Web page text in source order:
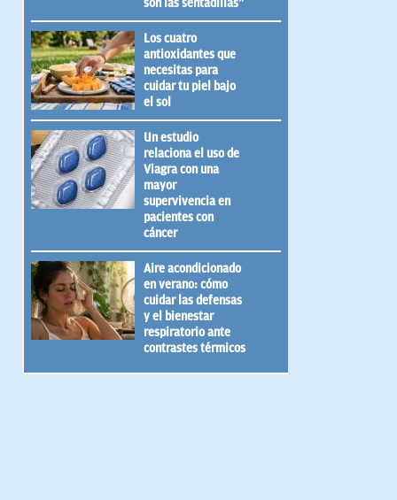
son las sentadillas”
Los cuatro
antioxidantes que
necesitas para
cuidar tu piel bajo
el sol
Un estudio
relaciona el uso de
Viagra con una
mayor
supervivencia en
pacientes con
cáncer
Aire acondicionado
en verano: cómo
cuidar las defensas
y el bienestar
respiratorio ante
contrastes térmicos